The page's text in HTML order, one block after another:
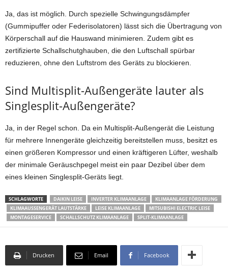
Ja, das ist möglich. Durch spezielle Schwingungsdämpfer
(Gummipuffer oder Federisolatoren) lässt sich die Übertragung von
Körperschall auf die Hauswand minimieren. Zudem gibt es
zertifizierte Schallschutghauben, die den Luftschall spürbar
reduzieren, ohne den Luftstrom des Geräts zu blockieren.
Sind Multisplit-Außengeräte lauter als
Singlesplit-Außengeräte?
Ja, in der Regel schon. Da ein Multisplit-Außengerät die Leistung
für mehrere Innengeräte gleichzeitig bereitstellen muss, besitzt es
einen größeren Kompressor und einen kräftigeren Lüfter, weshalb
der minimale Geräuschpegel meist ein paar Dezibel über dem
eines kleinen Singlesplit-Geräts liegt.
SCHLAGWORTE DAIKIN LEISE INVERTER KLIMAANLAGE
KLIMAANLAGE FÖRDERUNG
KLIMAAUSSENGERÄT LAUTSTÄRKE
LEISE KLIMAANLAGE
MITSUBISHI ELECTRIC LEISE
MONTAGESERVICE
SCHALLSCHUTZ KLIMAANLAGE SPLIT-KLIMAANLAGE
Drucken Email Facebook